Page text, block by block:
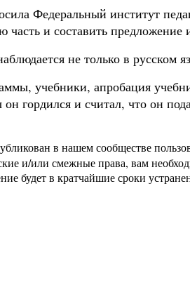
Федеральный институт
и составить предложение
не только в русском
учебники, апробация
гордился и считал, что он
в нашем сообществе
и/или смежные права, вам
будет в кратчайшие сроки